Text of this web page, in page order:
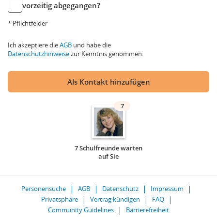
vorzeitig abgegangen?
* Pflichtfelder
Ich akzeptiere dieAGB und habe die
Datenschutzhinweisezur Kenntnis genommen.
Als Kontakt hinzufügen
7
7 Schulfreunde warten
auf Sie
Personensuche AGB Datenschutz
Impressum
Privatsphäre
Vertrag kündigen
FAQ
Community Guidelines
Barrierefreiheit